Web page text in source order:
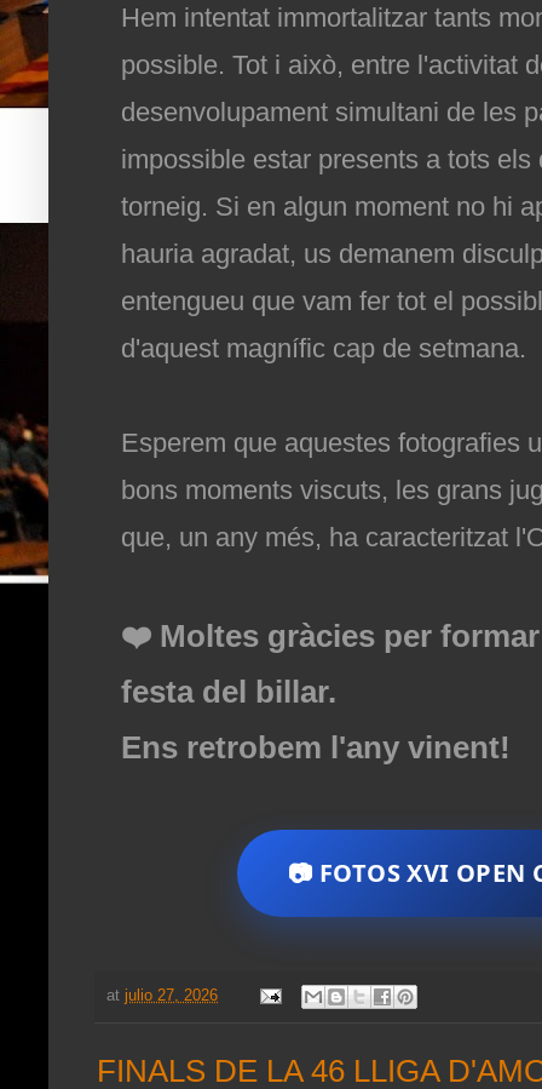
Hem intentat immortalitzar tants
possible. Tot i això, entre l'activitat
desenvolupament simultani de les
impossible estar presents a tots
torneig. Si en algun moment no hi
hauria agradat, us demanem
entengueu que vam fer tot el
d'aquest magnífic cap de setmana.
Esperem que aquestes fotografies
bons moments viscuts, les grans
que, un any més, ha caracteritzat
❤️ Moltes gràcies per
festa del billar.
Ens retrobem l'any vinent!
📷 FOTOS XVI OPEN
at julio 27, 2026
FINALS DE LA 46 LLIGA